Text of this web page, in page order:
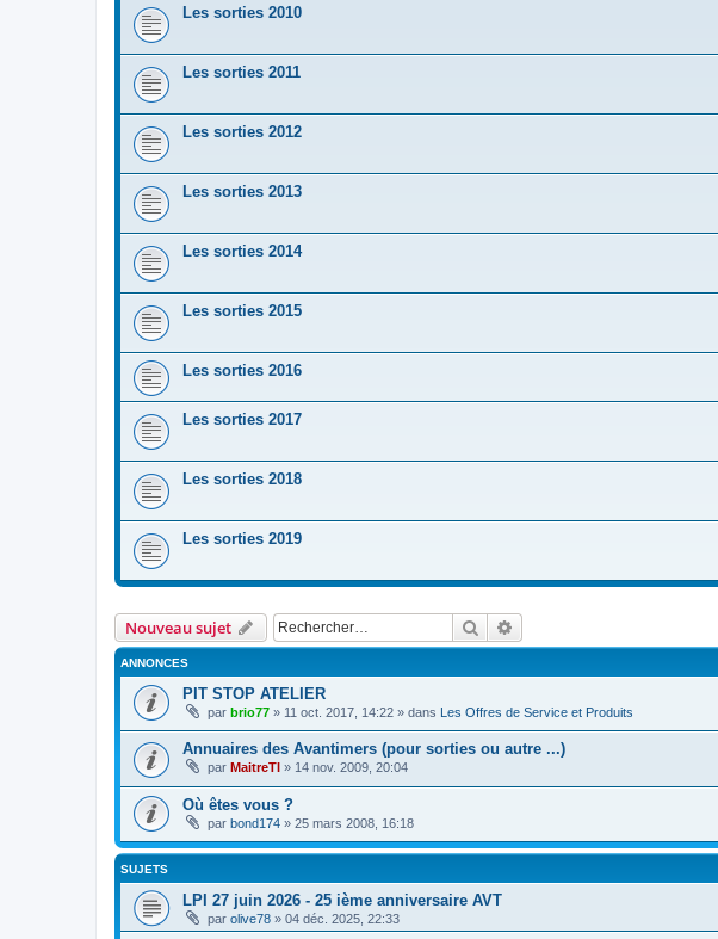
Les sorties 2010
Les sorties 2011
Les sorties 2012
Les sorties 2013
Les sorties 2014
Les sorties 2015
Les sorties 2016
Les sorties 2017
Les sorties 2018
Les sorties 2019
Nouveau sujet Rechercher
ANNONCES
PIT STOP ATELIER
par brio77 » 11 oct. 2017, 14:22 » dans Les Offres de Service et Produits
Annuaires des Avantimers (pour sorties ou autre ...)
par MaitreTI » 14 nov. 2009, 20:04
Où êtes vous ?
par bond174 » 25 mars 2008, 16:18
SUJETS
LPI 27 juin 2026 - 25 ième anniversaire AVT
par olive78 » 04 déc. 2025, 22:33